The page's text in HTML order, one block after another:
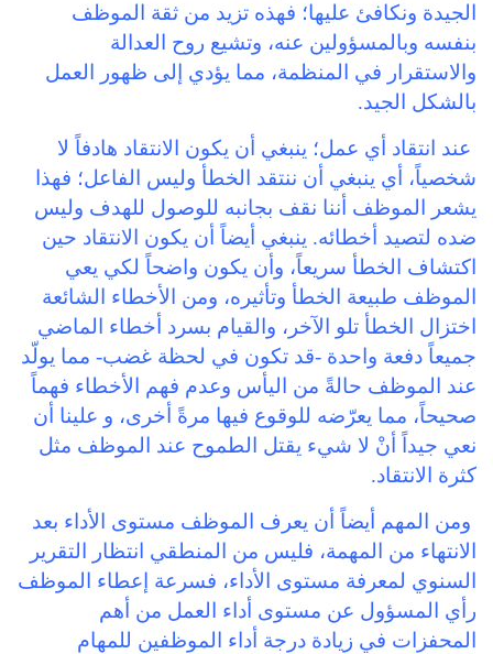
الجيدة ونكافئ عليها؛ فهذه تزيد من ثقة الموظف
بنفسه وبالمسؤولين عنه، وتشيع روح العدالة
والاستقرار في المنظمة، مما يؤدي إلى ظهور العمل
بالشكل الجيد.
عند انتقاد أي عمل؛ ينبغي أن يكون الانتقاد هادفاً لا
شخصياً، أي ينبغي أن ننتقد الخطأ وليس الفاعل؛ فهذا
يشعر الموظف أننا نقف بجانبه للوصول للهدف وليس
ضده لتصيد أخطائه. ينبغي أيضاً أن يكون الانتقاد حين
اكتشاف الخطأ سريعاً، وأن يكون واضحاً لكي يعي
الموظف طبيعة الخطأ وتأثيره، ومن الأخطاء الشائعة
اختزال الخطأ تلو الآخر، والقيام بسرد أخطاء الماضي
جميعاً دفعة واحدة -قد تكون في لحظة غضب- مما يولّد
عند الموظف حالةً من اليأس وعدم فهم الأخطاء فهماً
صحيحاً، مما يعرّضه للوقوع فيها مرةً أخرى، و علينا أن
نعي جيداً أنْ لا شيء يقتل الطموح عند الموظف مثل
كثرة الانتقاد.
ومن المهم أيضاً أن يعرف الموظف مستوى الأداء بعد
الانتهاء من المهمة، فليس من المنطقي انتظار التقرير
السنوي لمعرفة مستوى الأداء، فسرعة إعطاء الموظف
رأي المسؤول عن مستوى أداء العمل من أهم
المحفزات في زيادة درجة أداء الموظفين للمهام